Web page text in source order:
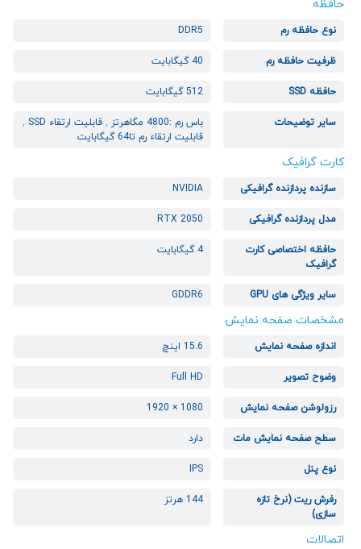
حافظه
نوع حافظه رم DDR5
ظرفیت حافظه رم 40 گیگابایت
حافظه SSD 512 گیگابایت
سایر توضیحات باس رم :4800 مگاهرتز ,قابلیت ارتقاء SSD
,
قابلیت ارتقاء رم تا64 گیگابایت
کارت گرافیک
سازنده پردازنده گرافیکی NVIDIA
مدل پردازنده گرافیکی RTX 2050
حافظه اختصاصی کارت
گرافیک
4 گیگابایت
سایر ویژگی های GPU GDDR6
مشخصات صفحه نمایش
اندازه صفحه نمایش 15.6 اینچ
وضوح تصویر Full HD
رزولوشن صفحه نمایش 1080 × 1920
سطح صفحه نمایش مات دارد
نوع پنل IPS
رفرش ریت (نرخ تازه
سازی)
144 هرتز
اتصالات